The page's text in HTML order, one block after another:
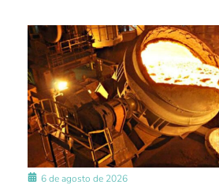
6 de agosto de 2026